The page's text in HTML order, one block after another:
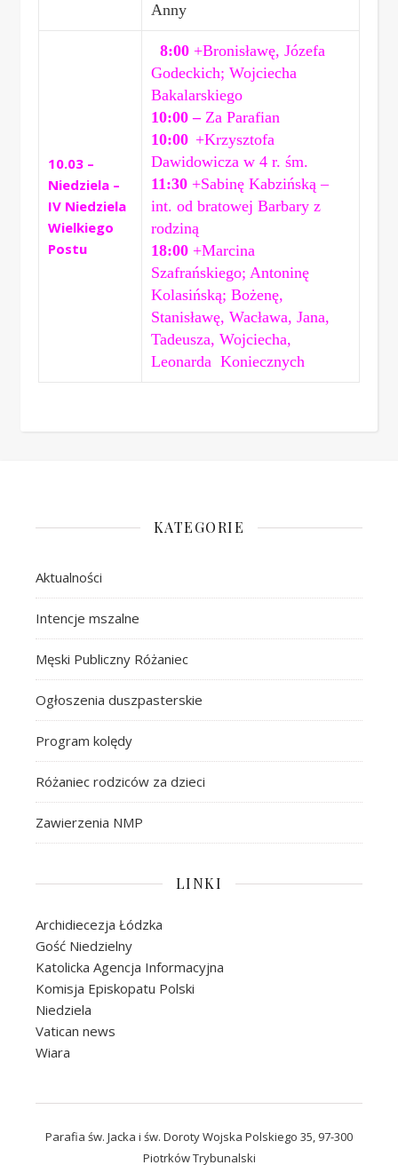
Anny
10.03 –
Niedziela –
IV Niedziela
Wielkiego
Postu
8:00 +Bronisławę, Józefa
Godeckich; Wojciecha
Bakalarskiego
10:00 –Za Parafian
10:00 +Krzysztofa
Dawidowicza w 4 r. śm.
11:30 +Sabinę Kabzińską–
int. od bratowej Barbary z
rodziną
18:00 +Marcina
Szafrańskiego; Antoninę
Kolasińską; Bożenę,
Stanisławę, Wacława, Jana,
Tadeusza, Wojciecha,
Leonarda Koniecznych
KATEGORIE
Aktualności
Intencje mszalne
Męski Publiczny Różaniec
Ogłoszenia duszpasterskie
Program kolędy
Różaniec rodziców za dzieci
Zawierzenia NMP
LINKI
Archidiecezja Łódzka
Gość Niedzielny
Katolicka Agencja Informacyjna
Komisja Episkopatu Polski
Niedziela
Vatican news
Wiara
Parafia św. Jacka i św. Doroty Wojska Polskiego 35, 97-300
Piotrków Trybunalski